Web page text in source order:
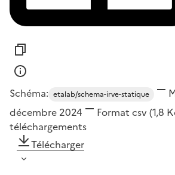
Schéma: etalab/schema-irve-statique
décembre 2024
Format csv(1,8
téléchargements
Télécharger